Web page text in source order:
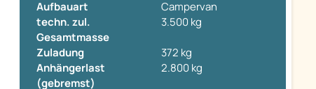
Aufbauart
Campervan
techn. zul.
Gesamtmasse
3.500 kg
Zuladung
372 kg
Anhängerlast
(gebremst)
2.800 kg